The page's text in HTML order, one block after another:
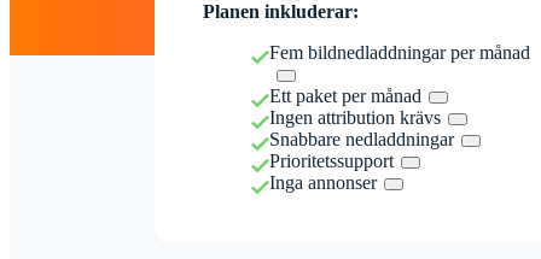
Planen inkluderar:
Fem bildnedladdningar per månad
Ett paket per månad
Ingen attribution krävs
Snabbare nedladdningar
Prioritetssupport
Inga annonser